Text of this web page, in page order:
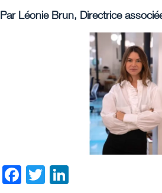
Par Léonie Brun, Directrice
Facebook
Twitter